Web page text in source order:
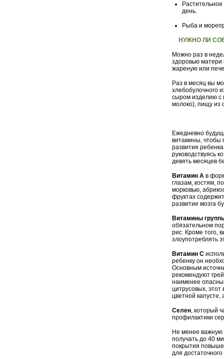
день.
Рыба и
НУЖНО ЛИ
Можно раз в
здоровью матери
жареную или
Раз в месяц вы
хлебобулочного
сыром изделию с
молоко), пищу из
Ежедневно
витамины, чтобы
развития
руководствуясь
девять месяцев
Витамин А в
глазам, костям,
морковью,
фруктах
развитие мозга
Витамины
обязательном
рис. Кроме того,
злоупотреблять
Витамин С
ребенку он
Основным
рекомендуют
наименее
цитрусовых,
цветной
Селен, который
профилактики
Не менее важную
получать до 40
покрытия
для